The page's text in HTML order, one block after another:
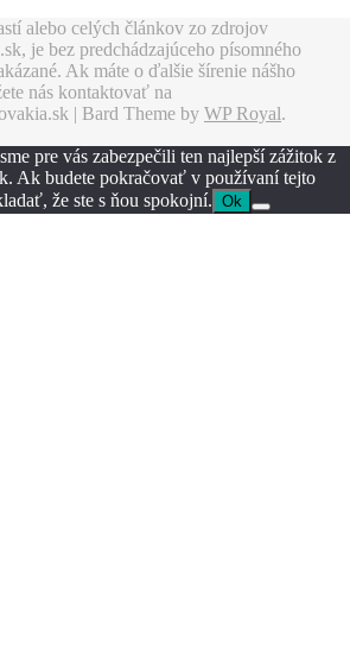
alebo celých článkov zo zdrojov
je bez predchádzajúceho písomného
Ak máte o ďalšie šírenie nášho
nás kontaktovať na
| Bard Theme by WP Royal.
pre vás zabezpečili ten najlepší zážitok z
Ak budete pokračovať v používaní tejto
že ste s ňou spokojní. Ok